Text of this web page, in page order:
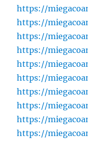
https://
https://
https://
https://
https://
https://
https://
https://
https://
https://